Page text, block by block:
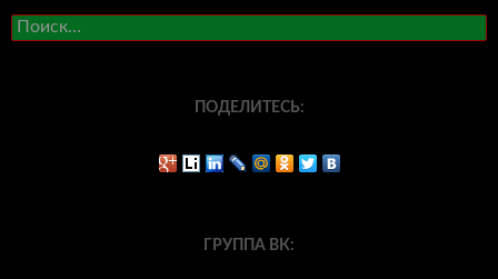
Найти:
ПОДЕЛИТЕСЬ:
ГРУППА ВК: